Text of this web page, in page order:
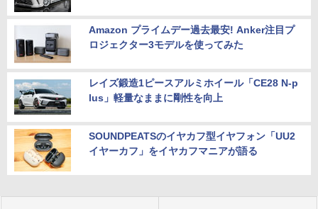
Amazon プライムデー過去最安! Anker注目プ
ロジェクター3モデルを使ってみた
レイズ鍛造1ピースアルミホイール「CE28 N-p
lus」軽量なままに剛性を向上
SOUNDPEATSのイヤカフ型イヤフォン「UU2
イヤーカフ」をイヤカフマニアが語る